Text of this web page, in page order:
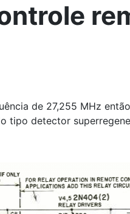
de 27,255 MHz
tipo detector